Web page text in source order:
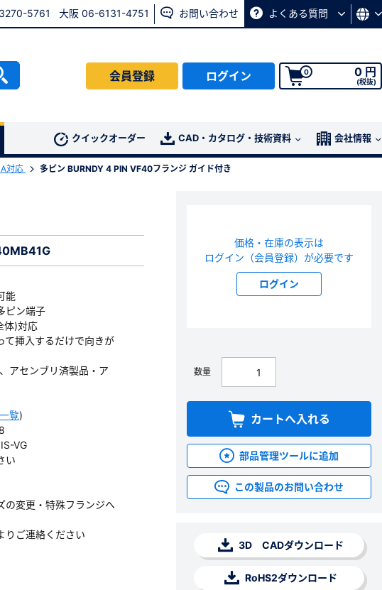
5761 大阪 06-6131-4751 お問い合わせ よくある質問
会員登録 ログイン 0 0 円
(税抜)
クイックオーダー CAD・カタログ・技術資料 会社情報
対応 多ピン BURNDY 4 PIN VF40フランジ ガイド付き
能
ピン端子
体)対応
て挿入するだけで向きが
アセンブリ済製品・ア
覧)
VG
い
の変更・特殊フランジへ
りご連絡ください
価格・在庫の表示は
ログイン（会員登録）が必要です
ログイン
数量
カートへ入れる
部品管理ツールに追加
この製品のお問い合わせ
3D CADダウンロード
RoHS2ダウンロード
会員の方はこちら
を忘れた方は、
よりお問い合わせください